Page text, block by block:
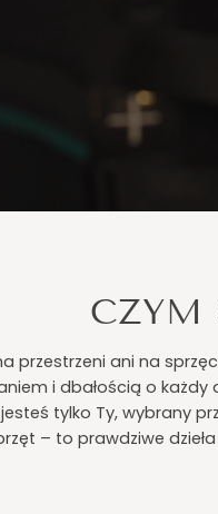
CZYM
na przestrzeni ani na
i dbałością o
tylko Ty, wybrany
– to prawdziwe